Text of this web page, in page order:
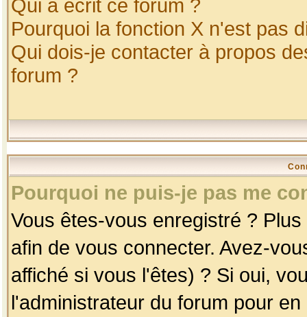
Qui a écrit ce forum ?
Pourquoi la fonction X n'est pas
Qui dois-je contacter à propos
forum ?
Pourquoi ne puis-je pas me
Vous êtes-vous enregistré ?
afin de vous connecter. Avez-
affiché si vous l'êtes) ? Si oui,
l'administrateur du forum pour